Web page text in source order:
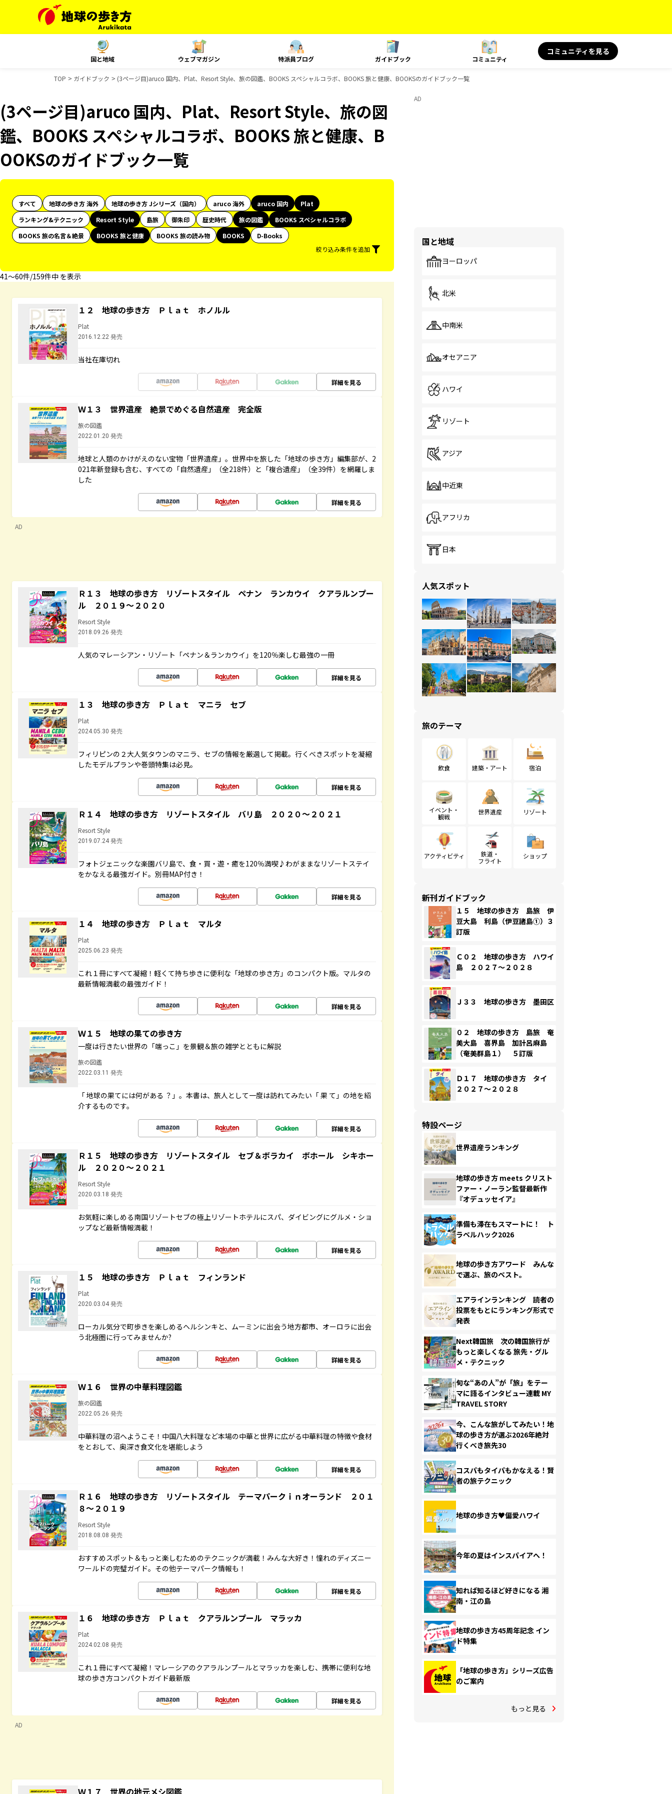
国と地域 ウェブマガジン 特派員ブログ ガイドブック コミュニティ
コミュニティを見る
TOP ガイドブック (3ページ目)aruco 国内、Plat、Resort Style、旅の図鑑、BOOKS スペシャルコラボ、BOOKS 旅と健康、BOOKSのガイドブック一覧
(3ページ目)aruco 国内、Plat、Resort Style、旅の図
鑑、BOOKS スペシャルコラボ、BOOKS 旅と健康、B
OOKSのガイドブック一覧
すべて 地球の歩き方 海外 地球の歩き方 Jシリーズ（国内） aruco 海外 aruco 国内
Plat
ランキング&テクニック
Resort Style 島旅 御朱印 歴史時代 旅の図鑑
BOOKS スペシャルコラボ
BOOKS 旅の名言＆絶景
BOOKS 旅と健康 BOOKS 旅の読み物 BOOKS
D-Books
絞り込み条件を追加
41〜60件/159件中 を表示
１２ 地球の歩き方 Ｐｌａｔ ホノルル
Plat
2016.12.22 発売
当社在庫切れ
詳細を見る
Ｗ１３ 世界遺産 絶景でめぐる自然遺産 完全版
旅の図鑑
2022.01.20 発売
地球と人類のかけがえのない宝物「世界遺産」。世界中を旅した「地球の歩き方」編集部が、2
021年新登録も含む、すべての「自然遺産」（全218件）と「複合遺産」（全39件）を網羅しま
した
詳細を見る
AD
Ｒ１３ 地球の歩き方 リゾートスタイル ペナン ランカウイ クアラルンプー
ル ２０１９～２０２０
Resort Style
2018.09.26 発売
人気のマレーシアン・リゾート「ペナン＆ランカウイ」を120％楽しむ最強の一冊
詳細を見る
１３ 地球の歩き方 Ｐｌａｔ マニラ セブ
Plat
2024.05.30 発売
フィリピンの２大人気タウンのマニラ、セブの情報を厳選して掲載。行くべきスポットを凝縮
したモデルプランや巻頭特集は必見。
詳細を見る
Ｒ１４ 地球の歩き方 リゾートスタイル バリ島 ２０２０～２０２１
Resort Style
2019.07.24 発売
フォトジェニックな楽園バリ島で、食・買・遊・癒を120％満喫♪わがままなリゾートステイ
をかなえる最強ガイド。別冊MAP付き！
詳細を見る
１４ 地球の歩き方 Ｐｌａｔ マルタ
Plat
2025.06.23 発売
これ１冊にすべて凝縮！軽くて持ち歩きに便利な「地球の歩き方」のコンパクト版。マルタの
最新情報満載の最強ガイド！
詳細を見る
Ｗ１５ 地球の果ての歩き方
一度は行きたい世界の「端っこ」を景観＆旅の雑学とともに解説
旅の図鑑
2022.03.11 発売
「 地球の果てには何がある ？」。本書は、旅人として一度は訪れてみたい「 果 て」の地を紹
介するものです。
詳細を見る
Ｒ１５ 地球の歩き方 リゾートスタイル セブ＆ボラカイ ボホール シキホー
ル ２０２０～２０２１
Resort Style
2020.03.18 発売
お気軽に楽しめる南国リゾートセブの極上リゾートホテルにスパ、ダイビングにグルメ・ショ
ップなど最新情報満載！
詳細を見る
１５ 地球の歩き方 Ｐｌａｔ フィンランド
Plat
2020.03.04 発売
ローカル気分で町歩きを楽しめるヘルシンキと、ムーミンに出会う地方都市、オーロラに出会
う北極圏に行ってみませんか?
詳細を見る
Ｗ１６ 世界の中華料理図鑑
旅の図鑑
2022.05.26 発売
中華料理の沼へようこそ！中国八大料理など本場の中華と世界に広がる中華料理の特徴や食材
をとおして、奥深き食文化を堪能しよう
詳細を見る
Ｒ１６ 地球の歩き方 リゾートスタイル テーマパークｉｎオーランド ２０１
８～２０１９
Resort Style
2018.08.08 発売
おすすめスポット＆もっと楽しむためのテクニックが満載！みんな大好き！憧れのディズニー
ワールドの完璧ガイド。その他テーマパーク情報も！
詳細を見る
１６ 地球の歩き方 Ｐｌａｔ クアラルンプール マラッカ
Plat
2024.02.08 発売
これ１冊にすべて凝縮！マレーシアのクアラルンプールとマラッカを楽しむ、携帯に便利な地
球の歩き方コンパクトガイド最新版
詳細を見る
AD
Ｗ１７ 世界の地元メシ図鑑
AD
国と地域
ヨーロッパ
北米
中南米
オセアニア
ハワイ
リゾート
アジア
中近東
アフリカ
日本
人気スポット
旅のテーマ
飲食 建築・アート 宿泊
イベント・
観戦
世界遺産 リゾート
アクティビティ
鉄道・
フライト
ショップ
新刊ガイドブック
１５ 地球の歩き方 島旅 伊
豆大島 利島（伊豆諸島①）３
訂版
Ｃ０２ 地球の歩き方 ハワイ
島 ２０２７～２０２８
Ｊ３３ 地球の歩き方 墨田区
０２ 地球の歩き方 島旅 奄
美大島 喜界島 加計呂麻島
（奄美群島１） ５訂版
Ｄ１７ 地球の歩き方 タイ
２０２７～２０２８
特設ページ
世界遺産ランキング
地球の歩き方 meets クリスト
ファー・ノーラン監督最新作
『オデュッセイア』
準備も滞在もスマートに！ ト
ラベルハック2026
地球の歩き方アワード みんな
で選ぶ、旅のベスト。
エアラインランキング 読者の
投票をもとにランキング形式で
発表
Next韓国旅 次の韓国旅行が
もっと楽しくなる 旅先・グル
メ・テクニック
旬な“あの人”が「旅」をテー
マに語るインタビュー連載 MY
TRAVEL STORY
今、こんな旅がしてみたい！地
球の歩き方が選ぶ2026年絶対
行くべき旅先30
コスパもタイパもかなえる！賢
者の旅テクニック
地球の歩き方♥偏愛ハワイ
今年の夏はインスパイアへ！
知れば知るほど好きになる 湘
南・江の島
地球の歩き方45周年記念 イン
ド特集
「地球の歩き方」シリーズ広告
のご案内
もっと見る